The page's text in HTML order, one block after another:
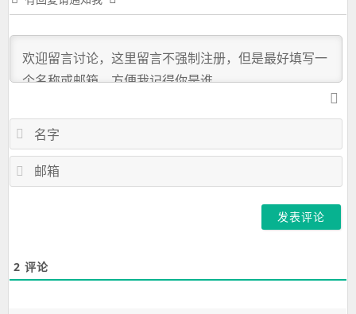
2 评论